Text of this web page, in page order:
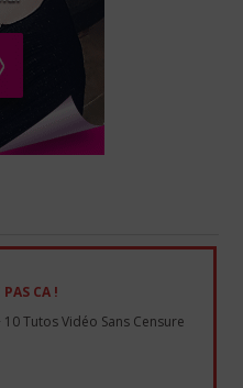
CA !
Tutos Vidéo Sans Censure